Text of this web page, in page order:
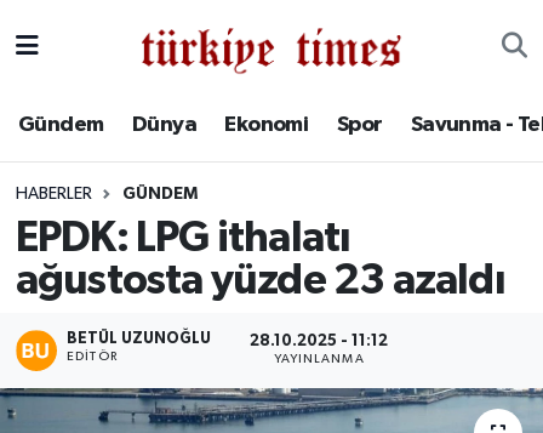
Gündem Dünya Ekonomi Spor Savunma -
HABERLER GÜNDEM
EPDK: LPG ithalatı
ağustosta yüzde 23 azaldı
BETÜL UZUNOĞLU
EDITÖR
28.10.2025 - 11:12
YAYINLANMA
Spor
Savunma - Teknoloji
Kültür - Sanat
Süper Lig Puan Durumu ve Fikstür
Tüm Manşetler
Son Dakika Haberleri
Haber Arşivi